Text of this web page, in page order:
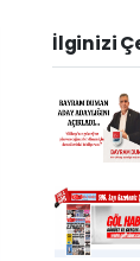
İlginizi